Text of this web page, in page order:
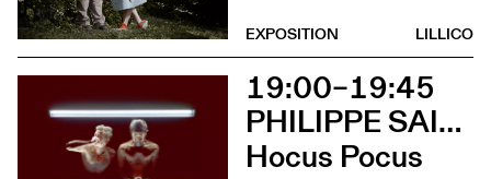
LILLICO
EXPOSITION
19:00–19:45
PHILIPPE SAIRE
Hocus Pocus